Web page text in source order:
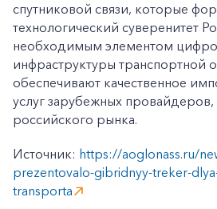
спутниковой связи, которые
технологический суверенитет
необходимым элементом
инфраструктуры транспортной
обеспечивают качественное
услуг зарубежных
российского рынка.
Источник: https://aoglonass.ru/
prezentovalo-gibridnyy-treker-
transporta